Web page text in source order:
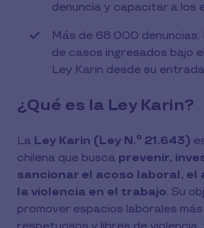
denuncia y capacitar a los
Más de 68.000 denuncias:
de casos ingresados bajo
Ley Karin desde su
¿Qué es la Ley Karin?
La Ley Karin (Ley N.º 21.643)
chilena que busca prevenir,
sancionar el acoso laboral, el
la violencia en el trabajo. Su
promover espacios laborales